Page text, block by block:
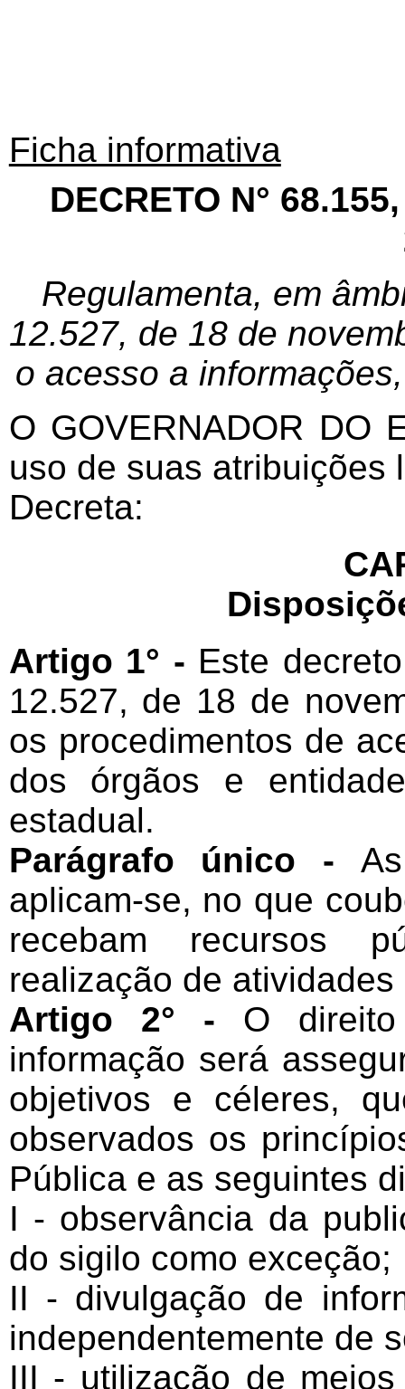
Ficha informativa
DECRETO N°
Regulamenta, em
12.527, de 18 de
o acesso a
O GOVERNADOR DO
uso de suas atribuições
Decreta:
Artigo 1° - Este
12.527, de 18 de
os procedimentos de
dos órgãos e
estadual.
Parágrafo único -
aplicam-se, no que
recebam recursos
realização de
Artigo 2° - O
informação será
objetivos e céleres,
observados os
Pública e as seguintes
I - observância da
do sigilo como exceção;
II - divulgação de
independentemente de
III - utilização de